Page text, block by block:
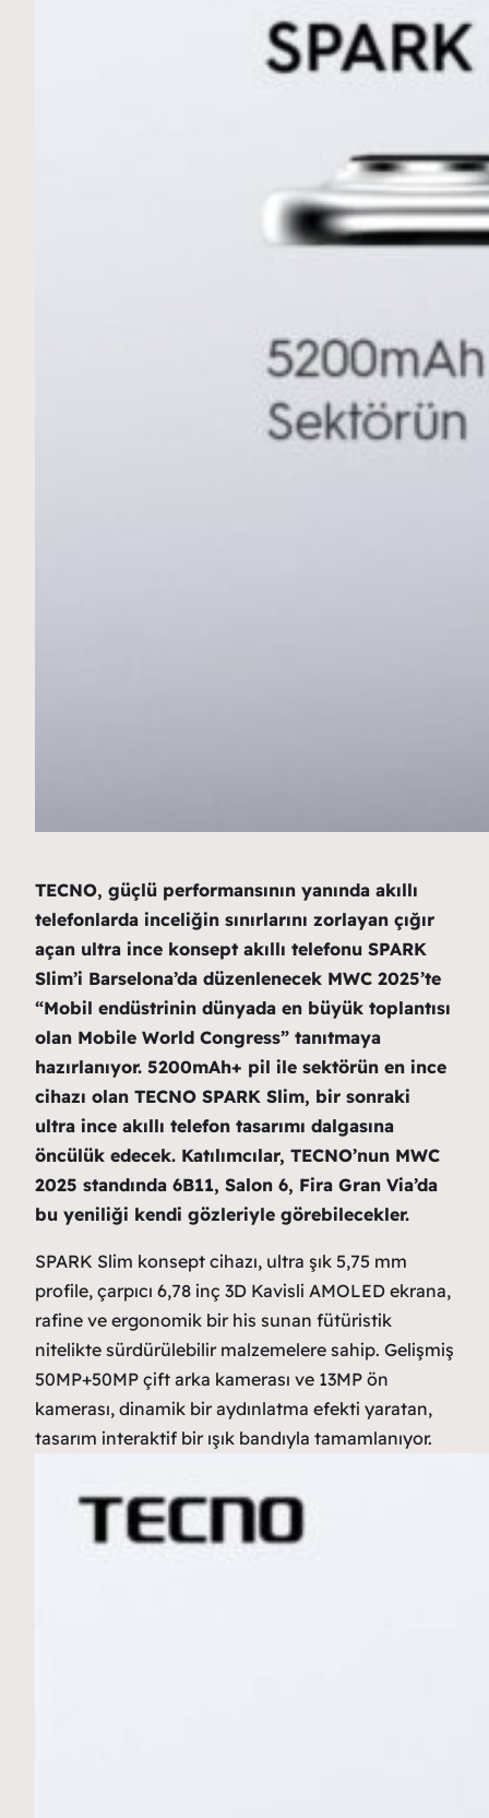
TECNO, güçlü performansının yanında akıllı
telefonlarda inceliğin sınırlarını zorlayan çığır
açan ultra ince konsept akıllı telefonu SPARK
Slim’i Barselona’da düzenlenecek MWC 2025’te
“Mobil endüstrinin dünyada en büyük toplantısı
olan Mobile World Congress” tanıtmaya
hazırlanıyor. 5200mAh+ pil ile sektörün en ince
cihazı olan TECNO SPARK Slim, bir sonraki
ultra ince akıllı telefon tasarımı dalgasına
öncülük edecek. Katılımcılar, TECNO’nun MWC
2025 standında 6B11, Salon 6, Fira Gran Via’da
bu yeniliği kendi gözleriyle görebilecekler.
SPARK Slim konsept cihazı, ultra şık 5,75 mm
profile, çarpıcı 6,78 inç 3D Kavisli AMOLED ekrana,
rafine ve ergonomik bir his sunan fütüristik
nitelikte sürdürülebilir malzemelere sahip. Gelişmiş
50MP+50MP çift arka kamerası ve 13MP ön
kamerası, dinamik bir aydınlatma efekti yaratan,
tasarım interaktif bir ışık bandıyla tamamlanıyor.